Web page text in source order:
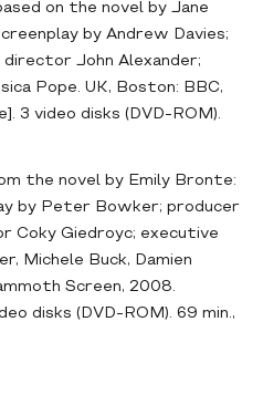
on the novel by Jane
by Andrew Davies;
director John Alexander;
Pope. UK, Boston: BBC,
3 video disks (DVD-ROM).
the novel by Emily Bronte:
by Peter Bowker; producer
Coky Giedroyc; executive
Michele Buck, Damien
Screen, 2008.
disks (DVD-ROM). 69 min.,